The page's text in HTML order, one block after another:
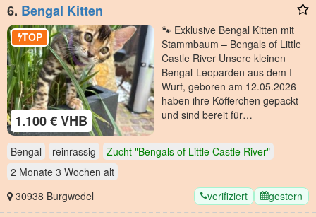
6. Bengal Kitten
1.100 € VHB
TOP
🐾 Exklusive Bengal Kitten mit
Stammbaum – Bengals of Little
Castle River Unsere kleinen
Bengal-Leoparden aus dem I-
Wurf, geboren am 12.05.2026
haben ihre Köfferchen gepackt
und sind bereit für…
Bengal reinrassig
Zucht "Bengals of Little Castle River"
2 Monate 3 Wochen alt
30938 Burgwedel
verifiziert gestern